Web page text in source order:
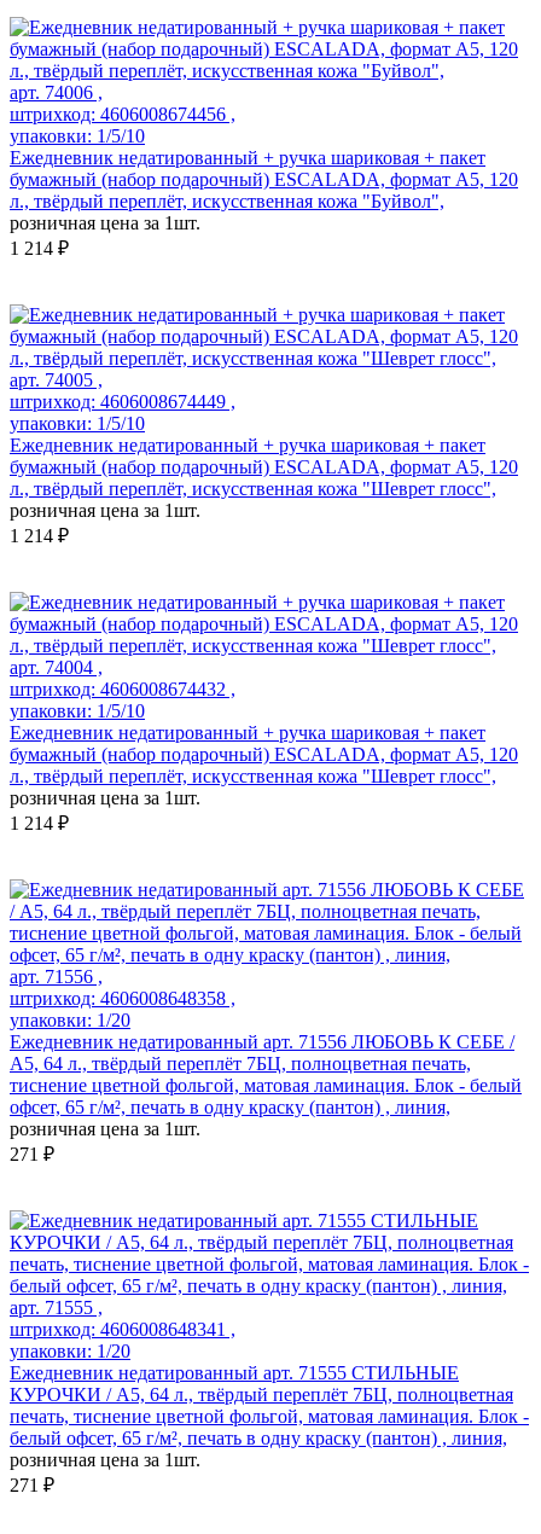
арт. 74006 ,
штрихкод: 4606008674456 ,
упаковки: 1/5/10
Ежедневник недатированный + ручка шариковая + пакет
бумажный (набор подарочный) ESCALADA, формат А5, 120
л., твёрдый переплёт, искусственная кожа "Буйвол",
розничная цена за 1шт.
1 214 ₽
арт. 74005 ,
штрихкод: 4606008674449 ,
упаковки: 1/5/10
Ежедневник недатированный + ручка шариковая + пакет
бумажный (набор подарочный) ESCALADA, формат А5, 120
л., твёрдый переплёт, искусственная кожа "Шеврет глосс",
розничная цена за 1шт.
1 214 ₽
арт. 74004 ,
штрихкод: 4606008674432 ,
упаковки: 1/5/10
Ежедневник недатированный + ручка шариковая + пакет
бумажный (набор подарочный) ESCALADA, формат А5, 120
л., твёрдый переплёт, искусственная кожа "Шеврет глосс",
розничная цена за 1шт.
1 214 ₽
арт. 71556 ,
штрихкод: 4606008648358 ,
упаковки: 1/20
Ежедневник недатированный арт. 71556 ЛЮБОВЬ К СЕБЕ /
А5, 64 л., твёрдый переплёт 7БЦ, полноцветная печать,
тиснение цветной фольгой, матовая ламинация. Блок - белый
офсет, 65 г/м², печать в одну краску (пантон) , линия,
розничная цена за 1шт.
271 ₽
арт. 71555 ,
штрихкод: 4606008648341 ,
упаковки: 1/20
Ежедневник недатированный арт. 71555 СТИЛЬНЫЕ
КУРОЧКИ / А5, 64 л., твёрдый переплёт 7БЦ, полноцветная
печать, тиснение цветной фольгой, матовая ламинация. Блок -
белый офсет, 65 г/м², печать в одну краску (пантон) , линия,
розничная цена за 1шт.
271 ₽